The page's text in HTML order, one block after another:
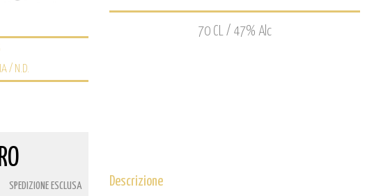
/ N.D.
SPEDIZIONE ESCLUSA
70 CL / 47% Alc
Descrizione